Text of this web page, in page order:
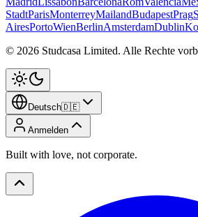
StadtParisMonterreyMailandBudapestPrag
AiresPortoWienBerlinAmsterdamDublin
© 2026 Studcasa Limited. Alle Rechte
Deutsch🇩🇪
Anmelden
Built with love, not corporate.